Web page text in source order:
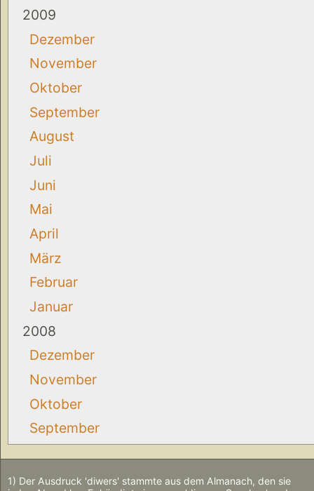
2009
Dezember
November
Oktober
September
August
Juli
Juni
Mai
April
März
Februar
Januar
2008
Dezember
November
Oktober
September
1) Der Ausdruck 'diwers' stammte aus dem Almanach, den sie